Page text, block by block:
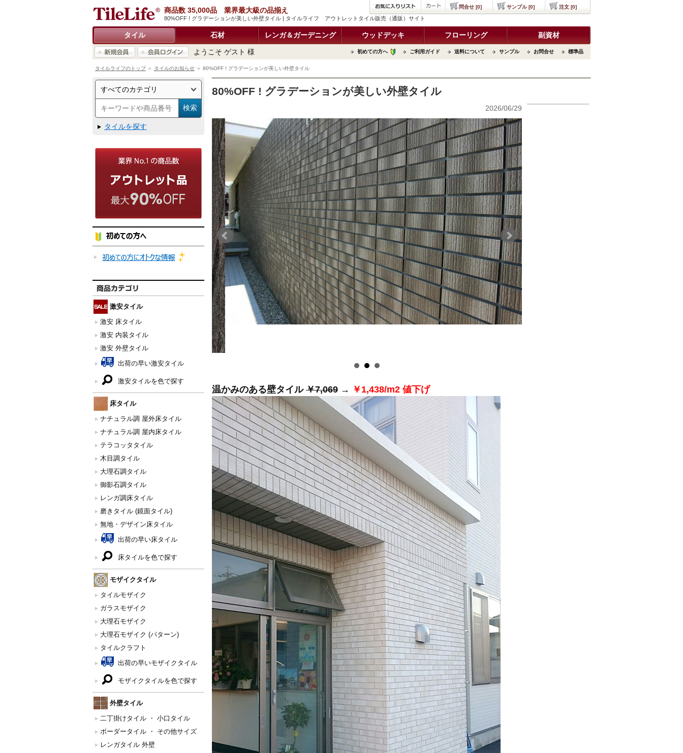
80%OFF ! グラデーションが美しい外壁タイル | タイルライフ アウトレットタイル販売（通販）サイト
商品数 35,000品 業界最大級の品揃え
タイル 石材 レンガ＆ガーデニング ウッドデッキ フローリング 副資材
ようこそ ゲスト 様 初めての方へ ご利用ガイド 送料について サンプル お問合せ 標準品
問合せ [0] サンプル [0] 注文 [0]
タイルライフのトップ＞ タイルのお知らせ ＞ 80%OFF ! グラデーションが美しい外壁タイル
タイルを探す
激安タイル
激安 床タイル
激安 内装タイル
激安 外壁タイル
出荷の早い激安タイル
激安タイルを色で探す
床タイル
ナチュラル調 屋外床タイル
ナチュラル調 屋内床タイル
テラコッタタイル
木目調タイル
大理石調タイル
御影石調タイル
レンガ調床タイル
磨きタイル (鏡面タイル)
無地・デザイン床タイル
出荷の早い床タイル
床タイルを色で探す
モザイクタイル
タイルモザイク
ガラスモザイク
大理石モザイク
大理石モザイク (パターン)
タイルクラフト
出荷の早いモザイクタイル
モザイクタイルを色で探す
外壁タイル
二丁掛けタイル ・ 小口タイル
ボーダータイル ・ その他サイズ
レンガタイル 外壁
80%OFF ! グラデーションが美しい外壁タイル
2026/06/29
温かみのある壁タイル ￥7,069 → ￥1,438/m2 値下げ